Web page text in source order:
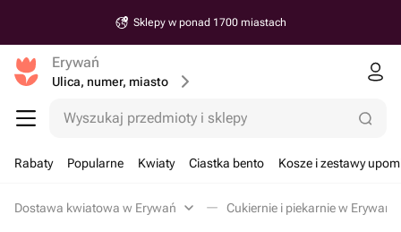
Sklepy w ponad 1700 miastach
Erywań
Ulica, numer, miasto
Wyszukaj przedmioty i sklepy
Rabaty Popularne Kwiaty Ciastka bento Kosze i zestawy
Dostawa kwiatowa w Erywań Cukiernie i piekarnie w Erywań